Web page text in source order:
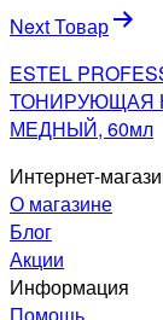
Next Товар
ESTEL
ТОНИРУЮЩАЯ
МЕДНЫЙ, 60мл
Интернет-
О магазине
Блог
Акции
Информация